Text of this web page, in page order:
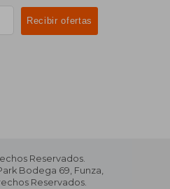
Reservados.
Bodega 69, Funza,
Reservados.